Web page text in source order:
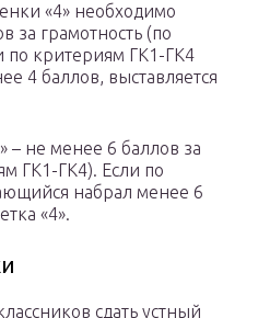
«4» необходимо
за грамотность (по
по критериям ГК1-ГК4
4 баллов, выставляется
– не менее 6 баллов за
ГК1-ГК4). Если по
набрал менее 6
«4».
сдать устный